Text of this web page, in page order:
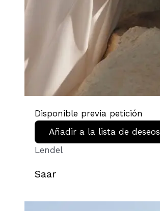
Disponible previa petición
Añadir a la lista de deseos
Lendel
Saar